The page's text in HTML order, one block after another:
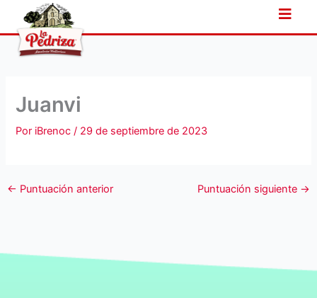
contenido
Juanvi
Por iBrenoc/ 29 de septiembre de 2023
← Puntuación anterior Puntuación siguiente →